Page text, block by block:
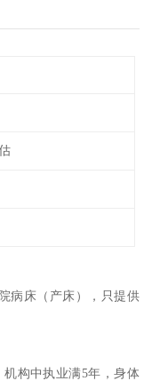
病床（产床），只提供
构中执业满5年，身体